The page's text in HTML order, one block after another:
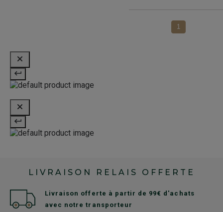
1
LIVRAISON RELAIS OFFERTE
Livraison offerte à partir de 99€ d'achats
avec notre transporteur